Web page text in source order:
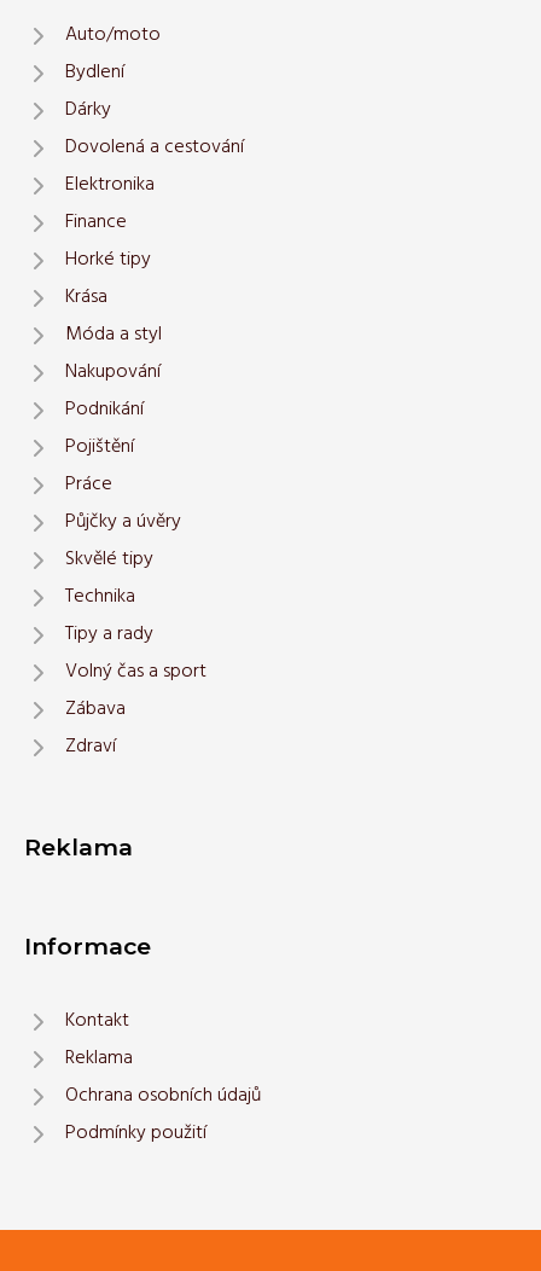
Auto/moto
Bydlení
Dárky
Dovolená a cestování
Elektronika
Finance
Horké tipy
Krása
Móda a styl
Nakupování
Podnikání
Pojištění
Práce
Půjčky a úvěry
Skvělé tipy
Technika
Tipy a rady
Volný čas a sport
Zábava
Zdraví
Reklama
Informace
Kontakt
Reklama
Ochrana osobních údajů
Podmínky použití